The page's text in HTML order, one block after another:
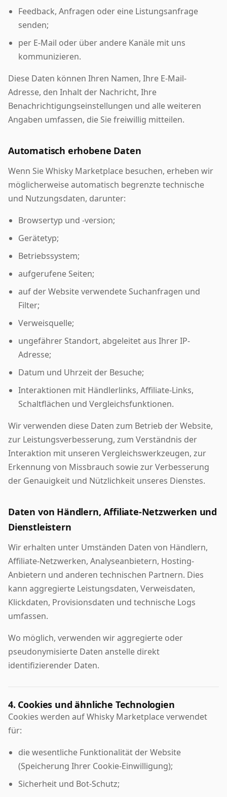
Feedback, Anfragen oder eine Listungsanfrage
senden;
per E-Mail oder über andere Kanäle mit uns
kommunizieren.
Diese Daten können Ihren Namen, Ihre E-Mail-
Adresse, den Inhalt der Nachricht, Ihre
Benachrichtigungseinstellungen und alle weiteren
Angaben umfassen, die Sie freiwillig mitteilen.
Automatisch erhobene Daten
Wenn Sie Whisky Marketplace besuchen, erheben wir
möglicherweise automatisch begrenzte technische
und Nutzungsdaten, darunter:
Browsertyp und -version;
Gerätetyp;
Betriebssystem;
aufgerufene Seiten;
auf der Website verwendete Suchanfragen und
Filter;
Verweisquelle;
ungefährer Standort, abgeleitet aus Ihrer IP-
Adresse;
Datum und Uhrzeit der Besuche;
Interaktionen mit Händlerlinks, Affiliate-Links,
Schaltflächen und Vergleichsfunktionen.
Wir verwenden diese Daten zum Betrieb der Website,
zur Leistungsverbesserung, zum Verständnis der
Interaktion mit unseren Vergleichswerkzeugen, zur
Erkennung von Missbrauch sowie zur Verbesserung
der Genauigkeit und Nützlichkeit unseres Dienstes.
Daten von Händlern, Affiliate-Netzwerken und
Dienstleistern
Wir erhalten unter Umständen Daten von Händlern,
Affiliate-Netzwerken, Analyseanbietern, Hosting-
Anbietern und anderen technischen Partnern. Dies
kann aggregierte Leistungsdaten, Verweisdaten,
Klickdaten, Provisionsdaten und technische Logs
umfassen.
Wo möglich, verwenden wir aggregierte oder
pseudonymisierte Daten anstelle direkt
identifizierender Daten.
4. Cookies und ähnliche Technologien
Cookies werden auf Whisky Marketplace verwendet
für:
die wesentliche Funktionalität der Website
(Speicherung Ihrer Cookie-Einwilligung);
Sicherheit und Bot-Schutz;